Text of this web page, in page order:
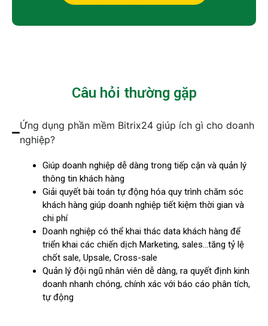
Câu hỏi thường gặp
Ứng dụng phần mềm Bitrix24 giúp ích gì cho doanh
nghiệp?
Giúp doanh nghiệp dễ dàng trong tiếp cận và quản lý
thông tin khách hàng
Giải quyết bài toán tự động hóa quy trình chăm sóc
khách hàng giúp doanh nghiệp tiết kiệm thời gian và
chi phí
Doanh nghiệp có thể khai thác data khách hàng để
triển khai các chiến dịch Marketing, sales…tăng tỷ lệ
chốt sale, Upsale, Cross-sale
Quản lý đội ngũ nhân viên dễ dàng, ra quyết định kinh
doanh nhanh chóng, chính xác với báo cáo phân tích,
tự động